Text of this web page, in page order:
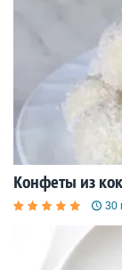
Конфеты из
30